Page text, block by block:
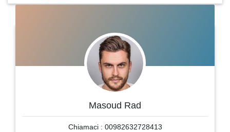
Masoud Rad
Chiamaci : 00982632728413